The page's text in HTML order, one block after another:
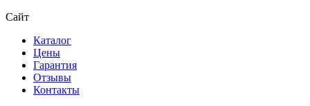
Сайт
Каталог
Цены
Гарантия
Отзывы
Контакты